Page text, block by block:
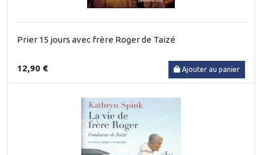
Prier 15 jours avec frère Roger de Taizé
12,90 € Ajouter au panier